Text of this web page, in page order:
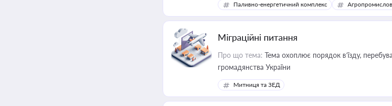
Паливно-енергетичний комплекс
Міграційні питання
Про що тема: Тема охоплює порядок в’їзду,
громадянства України
Митниця та ЗЕД